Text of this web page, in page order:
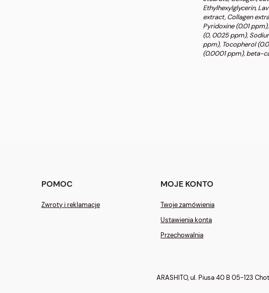
Ethylhexylglycerin,
extract, Collagen
Pyridoxine (0.01
(0, 0025 ppm),
ppm), Tocopherol
(0.0001 ppm), beta-
POMOC
Zwroty i reklamacje
MOJE KONTO
Twoje zamówienia
Ustawienia konta
Przechowalnia
ARASHITO, ul. Piusa 40 B 05-123